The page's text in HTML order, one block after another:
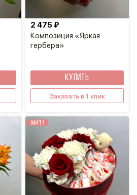
Композиция «Яркая
гербера»
2 475 ₽
КУПИТЬ
Заказать в 1 клик
ХИТ!